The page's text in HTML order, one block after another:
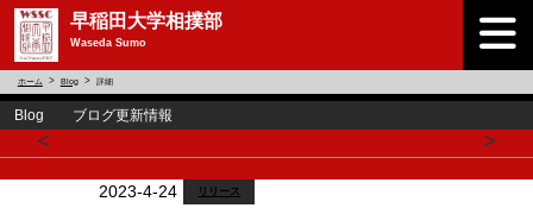
早稲田大学相撲部
Waseda Sumo
ホーム Blog 詳細
Blog ブログ更新情報
< >
2023-4-24 リリース